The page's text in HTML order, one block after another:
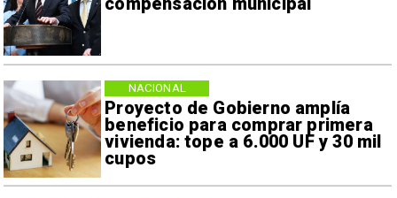
Proyecto de Gobierno amplía
beneficio para comprar primera
vivienda: tope a 6.000 UF y 30 mil
cupos
NACIONAL